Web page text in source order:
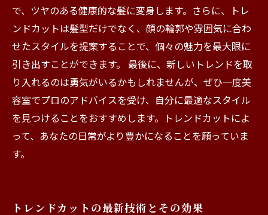
で、ツヤのある健康的な髪に変身します。さらに、トレ
ンドカットは髪型だけでなく、顔の輪郭や雰囲気に合わ
せたスタイルを提案することで、個々の魅力を最大限に
引き出すことができます。 最後に、新しいトレンドを取
り入れるのは勇気がいるかもしれませんが、ぜひ一度美
容室でプロのアドバイスを受け、自分に最適なスタイル
を見つけることをおすすめします。トレンドカットによ
って、あなたの日常がより豊かになることを願っていま
す。
トレンドカットの最新技術とその効果